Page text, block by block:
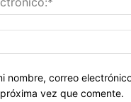
nombre, correo
vez que comente.